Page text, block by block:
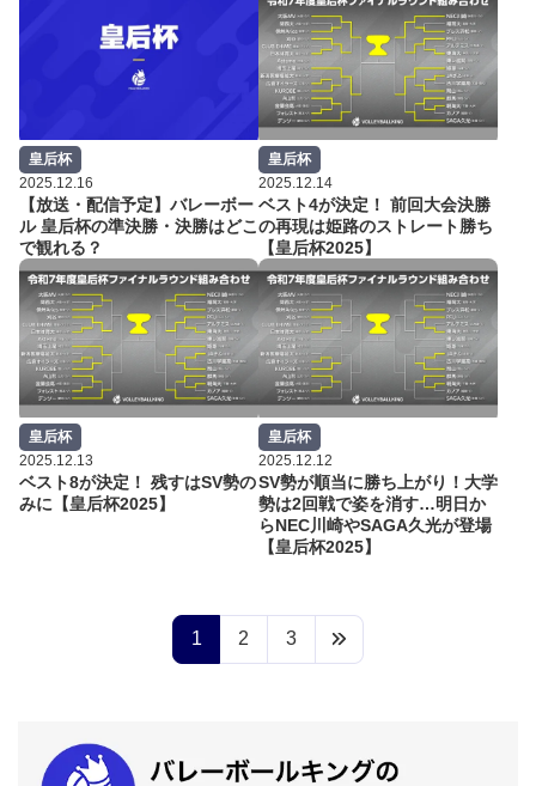
皇后杯
2025.12.16
【放送・配信予定】バレーボー
ル 皇后杯の準決勝・決勝はどこ
で観れる？
皇后杯
2025.12.14
ベスト4が決定！ 前回大会決勝
の再現は姫路のストレート勝ち
【皇后杯2025】
皇后杯
2025.12.13
ベスト8が決定！ 残すはSV勢の
みに【皇后杯2025】
皇后杯
2025.12.12
SV勢が順当に勝ち上がり！大学
勢は2回戦で姿を消す…明日か
らNEC川崎やSAGA久光が登場
【皇后杯2025】
1 2 3